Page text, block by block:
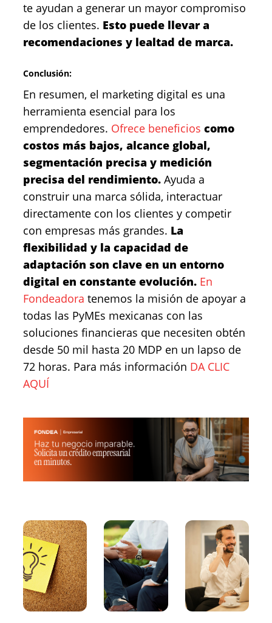
te ayudan a generar un mayor compromiso
de los clientes. Esto puede llevar a
recomendaciones y lealtad de marca.
Conclusión:
En resumen, el marketing digital es una
herramienta esencial para los
emprendedores. Ofrece beneficios como
costos más bajos, alcance global,
segmentación precisa y medición
precisa del rendimiento. Ayuda a
construir una marca sólida, interactuar
directamente con los clientes y competir
con empresas más grandes. La
flexibilidad y la capacidad de
adaptación son clave en un entorno
digital en constante evolución. En
Fondeadora tenemos la misión de apoyar a
todas las PyMEs mexicanas con las
soluciones financieras que necesiten obtén
desde 50 mil hasta 20 MDP en un lapso de
72 horas. Para más información DA CLIC
AQUÍ